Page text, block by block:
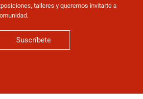
talleres y queremos invitarte a
Suscríbete